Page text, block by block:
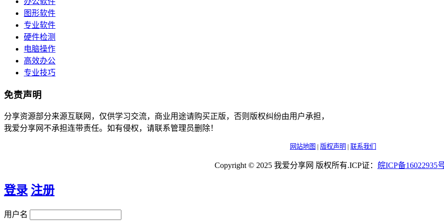
图形软件
专业软件
硬件检测
电脑操作
高效办公
专业技巧
免责声明
分享资源部分来源互联网，仅供学习交流，商业用途请购买正版，否则版权纠纷由用户承担，
我爱分享网不承担连带责任。如有侵权，请联系管理员删除！
网站地图 | 版权声明 | 联系我们
Copyright © 2025 我爱分享网 版权所有.ICP证： 皖ICP备16022935
登录 注册
用户名